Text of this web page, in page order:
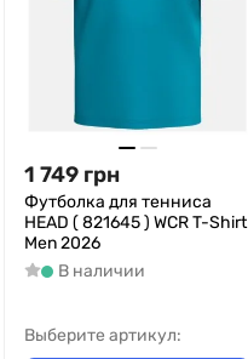
1 749 грн
Футболка для тенниса
HEAD ( 821645 ) WCR T-Shirt
Men 2026
В наличии
Выберите артикул: